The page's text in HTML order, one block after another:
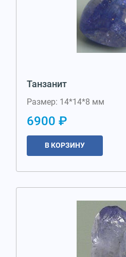
Танзанит
Размер: 14*14*8 мм
6900 ₽
В КОРЗИНУ